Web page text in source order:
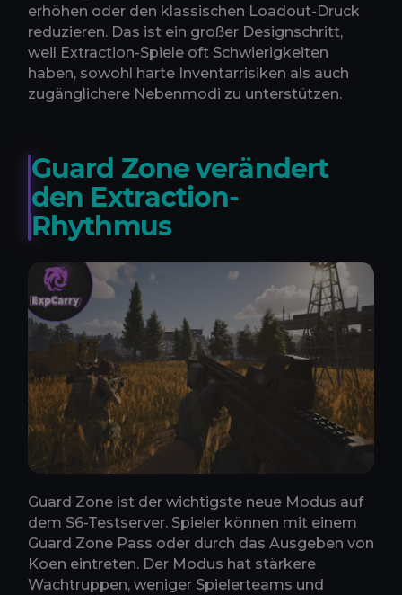
erhöhen oder den klassischen Loadout-Druck
reduzieren. Das ist ein großer Designschritt,
weil Extraction-Spiele oft Schwierigkeiten
haben, sowohl harte Inventarrisiken als auch
zugänglichere Nebenmodi zu unterstützen.
Guard Zone verändert
den Extraction-
Rhythmus
Guard Zone ist der wichtigste neue Modus auf
dem S6-Testserver. Spieler können mit einem
Guard Zone Pass oder durch das Ausgeben von
Koen eintreten. Der Modus hat stärkere
Wachtruppen, weniger Spielerteams und